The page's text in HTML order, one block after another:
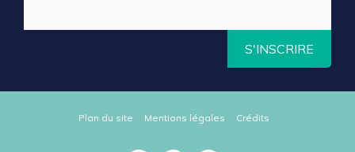
S'INSCRIRE
Plan du site Mentions légales Crédits